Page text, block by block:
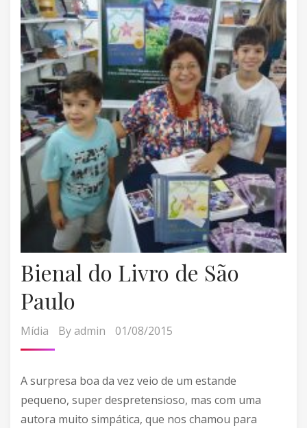
Bienal do Livro de São
Paulo
Mídia Byadmin 01/08/2015
A surpresa boa da vez veio de um estande
pequeno, super despretensioso, mas com uma
autora muito simpática, que nos chamou para